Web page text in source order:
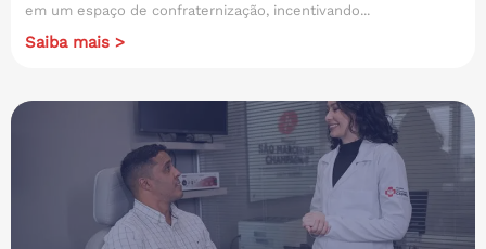
em um espaço de confraternização, incentivando...
Saiba mais >